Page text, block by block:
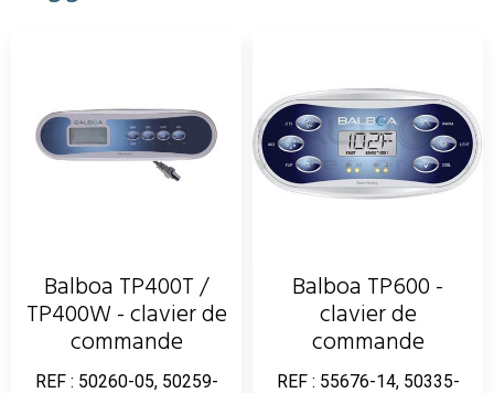
Balboa TP400T /
TP400W - clavier de
commande
REF : 50260-05, 50259-
Balboa TP600 -
clavier de
commande
REF : 55676-14, 50335-